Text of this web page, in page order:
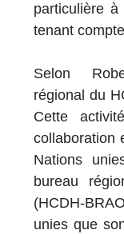
particulière
tenant
Selon
régional du
Cette
collaboration
Nations
bureau
(HCDH-
unies que